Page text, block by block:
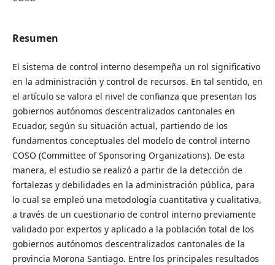
Resumen
El sistema de control interno desempeña un rol significativo
en la administración y control de recursos. En tal sentido, en
el artículo se valora el nivel de confianza que presentan los
gobiernos autónomos descentralizados cantonales en
Ecuador, según su situación actual, partiendo de los
fundamentos conceptuales del modelo de control interno
COSO (Committee of Sponsoring Organizations). De esta
manera, el estudio se realizó a partir de la detección de
fortalezas y debilidades en la administración pública, para
lo cual se empleó una metodología cuantitativa y cualitativa,
a través de un cuestionario de control interno previamente
validado por expertos y aplicado a la población total de los
gobiernos autónomos descentralizados cantonales de la
provincia Morona Santiago. Entre los principales resultados